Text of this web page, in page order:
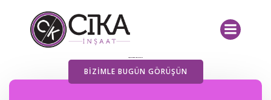
BIZIMLE BUGÜN GÖRÜŞÜN
Yayımlanan Yazılarımız